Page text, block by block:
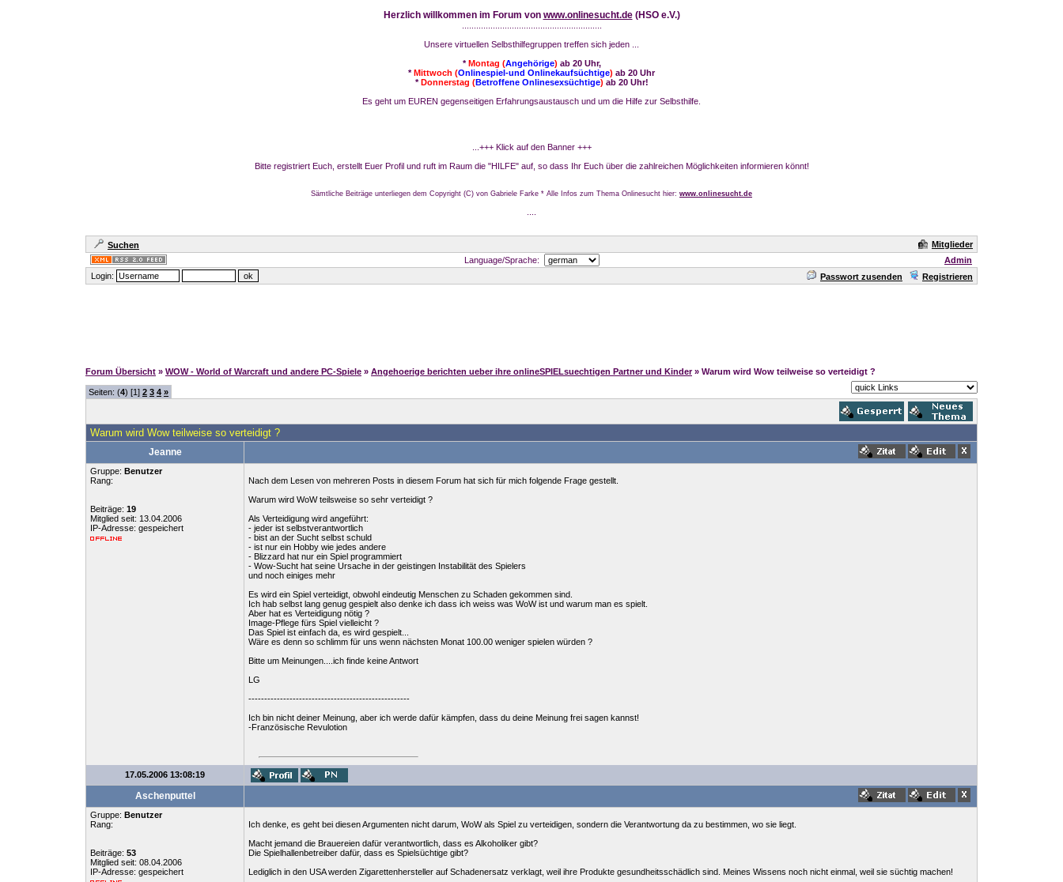
Herzlich willkommen im Forum von www.onlinesucht.de(HSO e.V.)
Unsere virtuellen Selbsthilfegruppen treffen sich jeden ...
*Montag (Angehörige) ab 20 Uhr,
*Mittwoch (Onlinespiel-und Onlinekaufsüchtige) ab 20 Uhr
*Donnerstag (Betroffene Onlinesexsüchtige) ab 20 Uhr!
Es geht um EUREN gegenseitigen Erfahrungsaustausch und um die Hilfe zur Selbsthilfe.
...+++ Klick auf den Banner +++
Bitte registriert Euch, erstellt Euer Profil und ruft im Raum die "HILFE" auf, so dass Ihr Euch über die zahlreichen Möglichkeiten informieren könnt!
Sämtliche Beiträge unterliegen dem Copyright (C) von Gabriele Farke * Alle Infos zum Thema Onlinesucht hier: www.onlinesucht.de
Suchen
Mitglieder
Language/Sprache:
Admin
Login:
Passwort zusenden Registrieren
Forum Übersicht » WOW - World of Warcraft und andere PC-Spiele » Angehoerige berichten ueber ihre onlineSPIELsuechtigen Partner und Kinder » Warum wird Wow teilweise so verteidigt ?
Seiten: (4) [1] 2 3 4 »
Warum wird Wow teilweise so verteidigt ?
Jeanne
Gruppe: Benutzer
Rang:
Beiträge: 19
Mitglied seit: 13.04.2006
IP-Adresse: gespeichert
Nach dem Lesen von mehreren Posts in diesem Forum hat sich für mich folgende Frage gestellt.
Warum wird WoW teilsweise so sehr verteidigt ?
Als Verteidigung wird angeführt:
- jeder ist selbstverantwortlich
- bist an der Sucht selbst schuld
- ist nur ein Hobby wie jedes andere
- Blizzard hat nur ein Spiel programmiert
- Wow-Sucht hat seine Ursache in der geistingen Instabilität des Spielers
und noch einiges mehr
Es wird ein Spiel verteidigt, obwohl eindeutig Menschen zu Schaden gekommen sind.
Ich hab selbst lang genug gespielt also denke ich dass ich weiss was WoW ist und warum man es spielt.
Aber hat es Verteidigung nötig ?
Image-Pflege fürs Spiel vielleicht ?
Das Spiel ist einfach da, es wird gespielt...
Wäre es denn so schlimm für uns wenn nächsten Monat 100.00 weniger spielen würden ?
Bitte um Meinungen....ich finde keine Antwort
LG
---------------------------------------------------
Ich bin nicht deiner Meinung, aber ich werde dafür kämpfen, dass du deine Meinung frei sagen kannst!
-Französische Revulotion
17.05.2006 13:08:19
Aschenputtel
Gruppe: Benutzer
Rang:
Beiträge: 53
Mitglied seit: 08.04.2006
IP-Adresse: gespeichert
Ich denke, es geht bei diesen Argumenten nicht darum, WoW als Spiel zu verteidigen, sondern die Verantwortung da zu bestimmen, wo sie liegt.
Macht jemand die Brauereien dafür verantwortlich, dass es Alkoholiker gibt?
Die Spielhallenbetreiber dafür, dass es Spielsüchtige gibt?
Lediglich in den USA werden Zigarettenhersteller auf Schadenersatz verklagt, weil ihre Produkte gesundheitsschädlich sind. Meines Wissens noch nicht einmal, weil sie süchtig machen!